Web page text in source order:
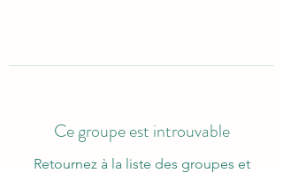
Ce groupe est introuvable
Retournez à la liste des groupes et